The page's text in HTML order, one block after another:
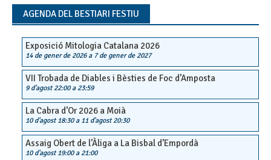
AGENDA DEL BESTIARI FESTIU
Exposició Mitologia Catalana 2026
14 de gener de 2026a 7 de gener de 2027
VII Trobada de Diables i Bèsties de Foc d’Amposta
9 d'agost 22:00a 23:59
La Cabra d’Or 2026 a Moià
10 d'agost 18:30a 11 d'agost 20:30
Assaig Obert de l’Àliga a La Bisbal d’Empordà
10 d'agost 19:00a 21:00